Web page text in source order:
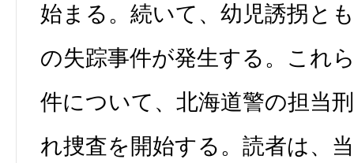
始まる。続いて、幼児誘拐と
の失踪事件が発生する。これ
件について、北海道警の担当
れ捜査を開始する。読者は、